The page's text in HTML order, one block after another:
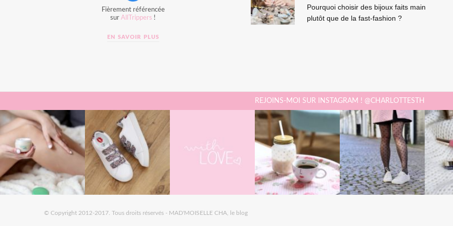
Fièrement référencée
surAllTrippers !
EN SAVOIR PLUS
Pourquoi choisir des bijoux faits main
plutôt que de la fast-fashion ?
REJOINS-MOI SUR INSTAGRAM ! @CHARLOTTESTH
© Copyright 2012-2017. Tous droits réservés - MAD'MOISELLE CHA, le blog